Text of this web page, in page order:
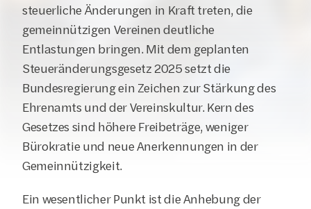
steuerliche Änderungen in Kraft treten, die
gemeinnützigen Vereinen deutliche
Entlastungen bringen. Mit dem geplanten
Steueränderungsgesetz 2025 setzt die
Bundesregierung ein Zeichen zur Stärkung des
Ehrenamts und der Vereinskultur. Kern des
Gesetzes sind höhere Freibeträge, weniger
Bürokratie und neue Anerkennungen in der
Gemeinnützigkeit.
Ein wesentlicher Punkt ist die Anhebung der